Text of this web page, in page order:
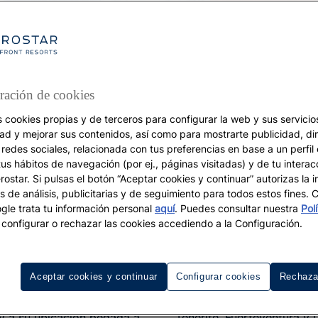
DESTINOS
Turismo en invierno
qué las Islas
el mejor
Islas Canarias en España
de cookies
cookies propias y de terceros para configurar la web y sus
y mejorar sus contenidos, así como para mostrarte publicidad,
sociales, relacionada con tus preferencias en base a un perfil
hábitos de navegación (por ej., páginas visitadas) y de tu
Si pulsas el botón “Aceptar cookies y continuar” autorizas la
de análisis, publicitarias y de seguimiento para todos estos fines.
trata tu información personal aquí. Puedes consultar nuestra
o rechazar las cookies accediendo a la Configuración.
Configurar cookies
Aceptar cookies y continuar